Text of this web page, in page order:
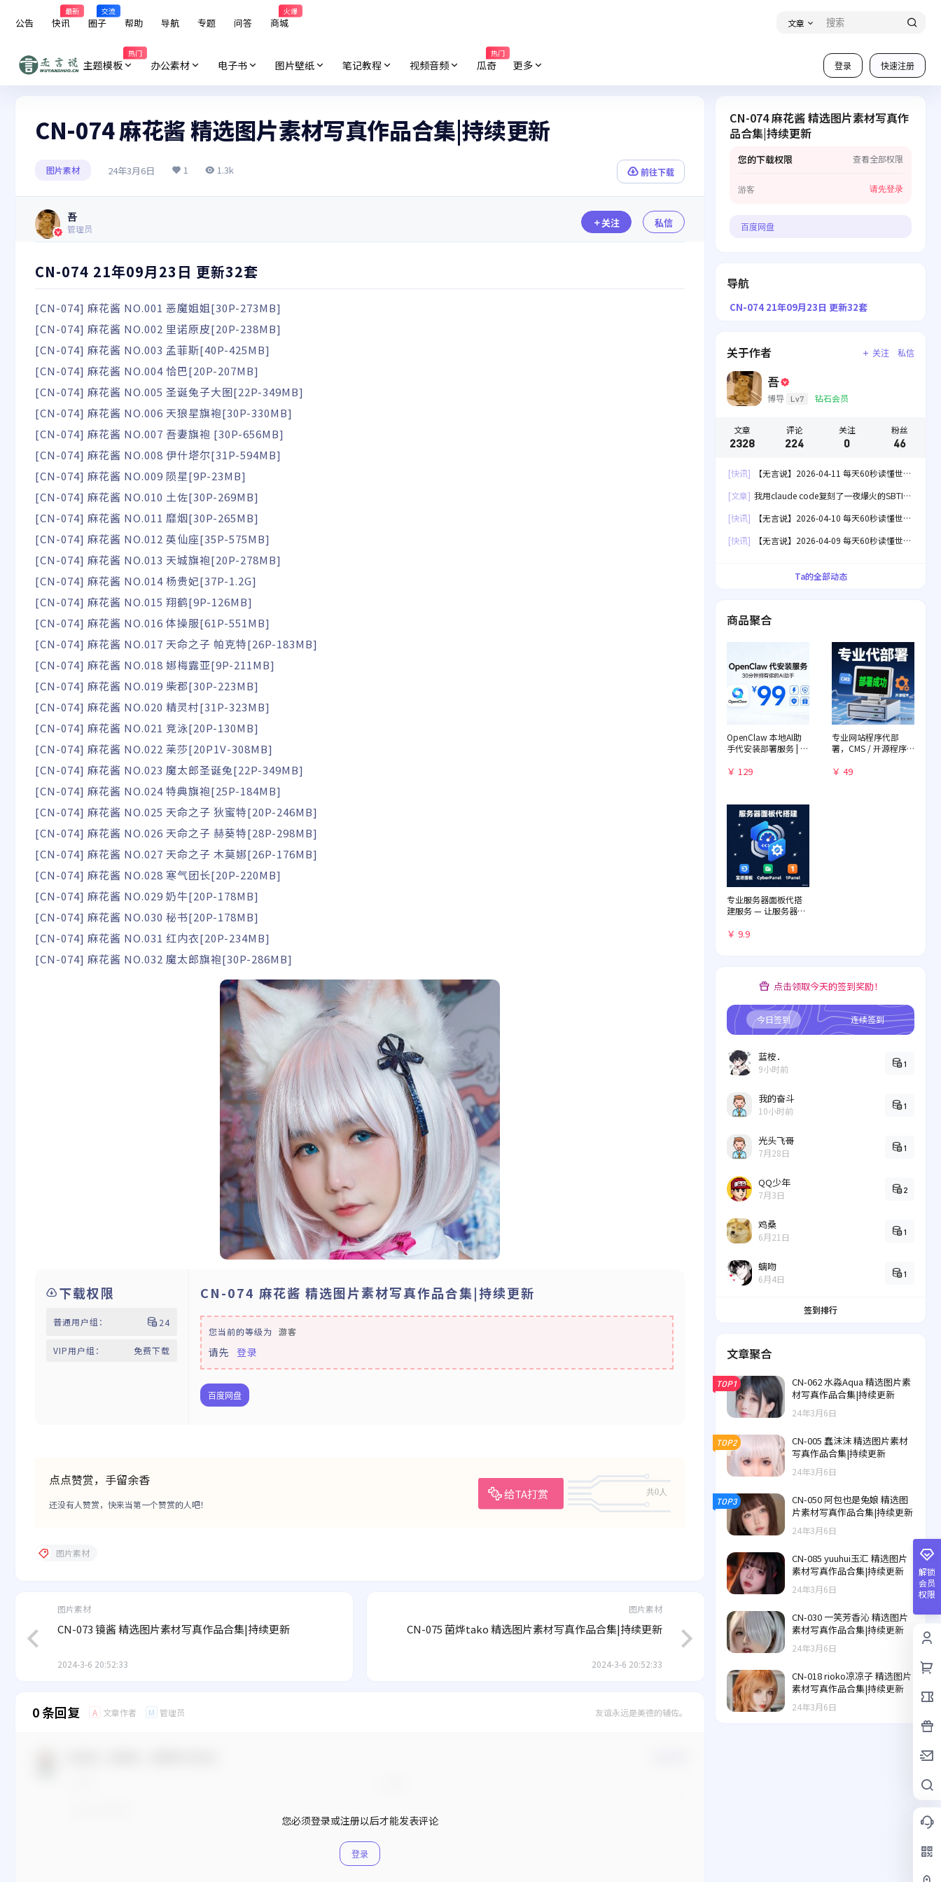
公告 快讯
最新
圈子
交流
帮助 导航 专题 问答 商城
火爆
文章
登录 快速注册
主题模板
热门
办公素材 电子书 图片壁纸 笔记教程 视频音频 瓜奇
热门
更多
CN-074 麻花酱 精选图片素材写真作品合集|持续更新
图片素材 24年3月6日 1 1.3k 前往下载
吾
管理员 关注 私信
CN-074 21年09月23日 更新32套
[CN-074] 麻花酱 NO.001 恶魔姐姐[30P-273MB]
[CN-074] 麻花酱 NO.002 里诺原皮[20P-238MB]
[CN-074] 麻花酱 NO.003 孟菲斯[40P-425MB]
[CN-074] 麻花酱 NO.004 恰巴[20P-207MB]
[CN-074] 麻花酱 NO.005 圣诞兔子大图[22P-349MB]
[CN-074] 麻花酱 NO.006 天狼星旗袍[30P-330MB]
[CN-074] 麻花酱 NO.007 吾妻旗袍 [30P-656MB]
[CN-074] 麻花酱 NO.008 伊什塔尔[31P-594MB]
[CN-074] 麻花酱 NO.009 陨星[9P-23MB]
[CN-074] 麻花酱 NO.010 土佐[30P-269MB]
[CN-074] 麻花酱 NO.011 靡烟[30P-265MB]
[CN-074] 麻花酱 NO.012 英仙座[35P-575MB]
[CN-074] 麻花酱 NO.013 天城旗袍[20P-278MB]
[CN-074] 麻花酱 NO.014 杨贵妃[37P-1.2G]
[CN-074] 麻花酱 NO.015 翔鹤[9P-126MB]
[CN-074] 麻花酱 NO.016 体操服[61P-551MB]
[CN-074] 麻花酱 NO.017 天命之子 帕克特[26P-183MB]
[CN-074] 麻花酱 NO.018 娜梅露亚[9P-211MB]
[CN-074] 麻花酱 NO.019 柴郡[30P-223MB]
[CN-074] 麻花酱 NO.020 精灵村[31P-323MB]
[CN-074] 麻花酱 NO.021 竞泳[20P-130MB]
[CN-074] 麻花酱 NO.022 莱莎[20P1V-308MB]
[CN-074] 麻花酱 NO.023 魔太郎圣诞兔[22P-349MB]
[CN-074] 麻花酱 NO.024 特典旗袍[25P-184MB]
[CN-074] 麻花酱 NO.025 天命之子 狄蜜特[20P-246MB]
[CN-074] 麻花酱 NO.026 天命之子 赫葵特[28P-298MB]
[CN-074] 麻花酱 NO.027 天命之子 木莫娜[26P-176MB]
[CN-074] 麻花酱 NO.028 寒气团长[20P-220MB]
[CN-074] 麻花酱 NO.029 奶牛[20P-178MB]
[CN-074] 麻花酱 NO.030 秘书[20P-178MB]
[CN-074] 麻花酱 NO.031 红内衣[20P-234MB]
[CN-074] 麻花酱 NO.032 魔太郎旗袍[30P-286MB]
下载权限
普通用户组： 24
VIP用户组： 免费下载
CN-074 麻花酱 精选图片素材写真作品合集|持续更新
您当前的等级为 游客
请先 登录
百度网盘
点点赞赏，手留余香
给TA打赏 共0人
还没有人赞赏，快来当第一个赞赏的人吧！
图片素材
图片素材
CN-073 镜酱 精选图片素材写真作品合集|持续更新
2024-3-6 20:52:33
图片素材
CN-075 菌烨tako 精选图片素材写真作品合集|持续更新
2024-3-6 20:52:33
0 条回复 A 文章作者 M 管理员 友谊永远是美德的辅佐。
您必须登录或注册以后才能发表评论
登录
CN-074 麻花酱 精选图片素材写真作
品合集|持续更新
您的下载权限 查看全部权限
游客 请先登录
百度网盘
导航
CN-074 21年09月23日 更新32套
关于作者 关注 私信
吾
博导 Lv7 钻石会员
文章
2328
评论
224
关注
0
粉丝
46
[快讯]
【无言说】2026-04-11 每天60秒读懂世
[文章] 我用claude code复刻了一夜爆火的SBTI
[快讯]
【无言说】2026-04-10 每天60秒读懂世
[快讯]
【无言说】2026-04-09 每天60秒读懂世
Ta的全部动态
商品聚合
OpenClaw 本地AI助
手代安装部署服务 | 远
门教程
￥ 129
专业网站程序代部
署，CMS / 开源程序
￥ 49
专业服务器面板代搭
建服务 — 让服务器管
￥ 9.9
点击领取今天的签到奖励！
今日签到 连续签到
蓝桉．
9小时前 1
我的奋斗
10小时前 1
光头飞哥
7月28日 1
QQ少年
7月3日 2
鸡桑
6月21日 1
螭吻
6月4日 1
签到排行
文章聚合
TOP1
CN-062 水淼Aqua 精选图片素
材写真作品合集|持续更新
24年3月6日
TOP2
CN-005 蠢沫沫 精选图片素材
写真作品合集|持续更新
24年3月6日
TOP3
CN-050 阿包也是兔娘 精选图
片素材写真作品合集|持续更新
24年3月6日
CN-085 yuuhui玉汇 精选图片
素材写真作品合集|持续更新
24年3月6日
CN-030 一笑芳香沁 精选图片
素材写真作品合集|持续更新
24年3月6日
CN-018 rioko凉凉子 精选图片
素材写真作品合集|持续更新
24年3月6日
解锁
会员
权限